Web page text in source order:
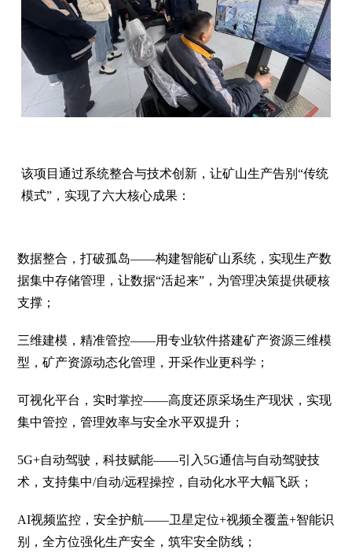
该项目通过系统整合与技术创新，让矿山生产告别“传统
模式”，实现了六大核心成果：
数据整合，打破孤岛——构建智能矿山系统，实现生产数
据集中存储管理，让数据“活起来”，为管理决策提供硬核
支撑；
三维建模，精准管控——用专业软件搭建矿产资源三维模
型，矿产资源动态化管理，开采作业更科学；
可视化平台，实时掌控——高度还原采场生产现状，实现
集中管控，管理效率与安全水平双提升；
5G+自动驾驶，科技赋能——引入5G通信与自动驾驶技
术，支持集中/自动/远程操控，自动化水平大幅飞跃；
AI视频监控，安全护航——卫星定位+视频全覆盖+智能识
别，全方位强化生产安全，筑牢安全防线；